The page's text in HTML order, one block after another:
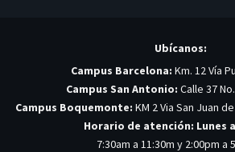
Ubícanos:
Campus Barcelona: Km. 12 Vía
Campus San Antonio: Calle 37
Campus Boquemonte: KM 2 Via San Juan
Horario de atención: Lunes
7:30am a 11:30m y 2:00pm a